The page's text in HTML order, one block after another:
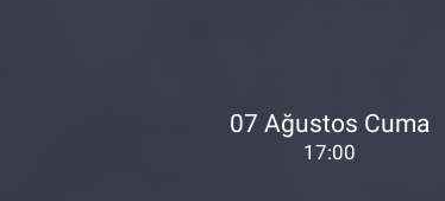
07 Ağustos Cuma
17:00